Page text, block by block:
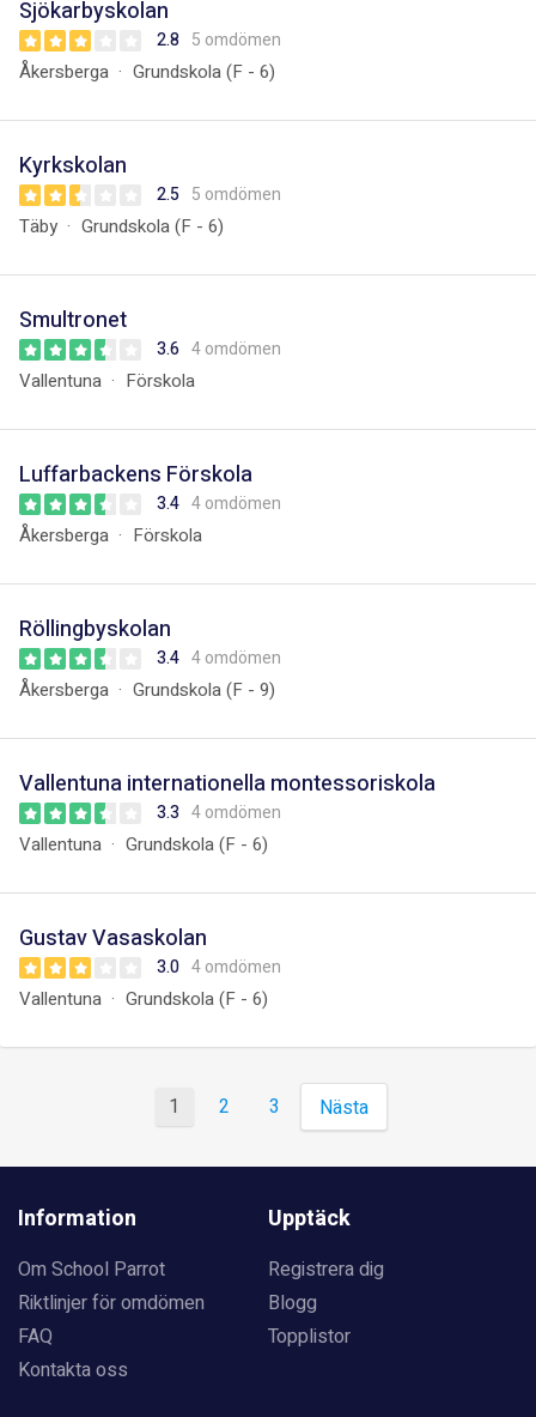
Sjökarbyskolan
2.8 5 omdömen
Åkersberga Grundskola (F - 6)
Kyrkskolan
2.5 5 omdömen
Täby Grundskola (F - 6)
Smultronet
3.6 4 omdömen
Vallentuna Förskola
Luffarbackens Förskola
3.4 4 omdömen
Åkersberga Förskola
Röllingbyskolan
3.4 4 omdömen
Åkersberga Grundskola (F - 9)
Vallentuna internationella montessoriskola
3.3 4 omdömen
Vallentuna Grundskola (F - 6)
Gustav Vasaskolan
3.0 4 omdömen
Vallentuna Grundskola (F - 6)
1 2 3 Nästa
Information
Om School Parrot
Riktlinjer för omdömen
FAQ
Kontakta oss
Upptäck
Registrera dig
Blogg
Topplistor